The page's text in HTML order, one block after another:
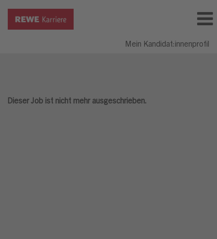
Mein Kandidat:innenprofil
Dieser Job ist nicht mehr ausgeschrieben.